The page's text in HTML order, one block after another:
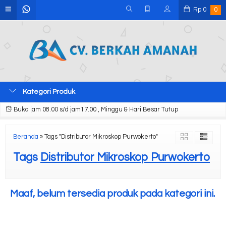
Rp 0 0
Kategori Produk
Buka jam 08.00 s/d jam17.00 , Minggu & Hari Besar Tutup
Beranda » Tags "Distributor Mikroskop Purwokerto"
Tags Distributor Mikroskop Purwokerto
Maaf, belum tersedia produk pada kategori ini.